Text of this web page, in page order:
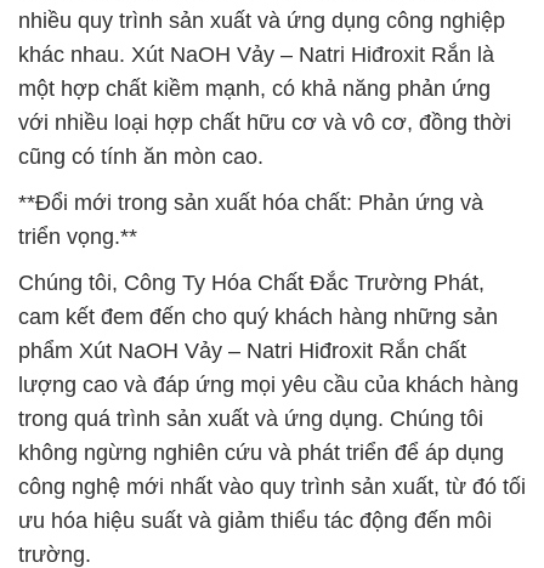
nhiều quy trình sản xuất và ứng dụng công nghiệp
khác nhau. Xút NaOH Vảy – Natri Hiđroxit Rắn là
một hợp chất kiềm mạnh, có khả năng phản ứng
với nhiều loại hợp chất hữu cơ và vô cơ, đồng thời
cũng có tính ăn mòn cao.
**Đổi mới trong sản xuất hóa chất: Phản ứng và
triển vọng.**
Chúng tôi, Công Ty Hóa Chất Đắc Trường Phát,
cam kết đem đến cho quý khách hàng những sản
phẩm Xút NaOH Vảy – Natri Hiđroxit Rắn chất
lượng cao và đáp ứng mọi yêu cầu của khách hàng
trong quá trình sản xuất và ứng dụng. Chúng tôi
không ngừng nghiên cứu và phát triển để áp dụng
công nghệ mới nhất vào quy trình sản xuất, từ đó tối
ưu hóa hiệu suất và giảm thiểu tác động đến môi
trường.